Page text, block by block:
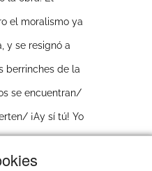
el moralismo ya
y se resignó a
berrinches de la
se encuentran/
¡Ay sí tú! Yo
262).